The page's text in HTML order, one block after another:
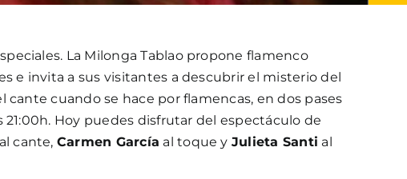
La Milonga Tablao propone flamenco
e invita a sus visitantes a descubrir el misterio del
cante cuando se hace por flamencas, en dos pases
21:00h. Hoy puedes disfrutar del espectáculo de
al cante, Carmen García al toque y Julieta Santi al